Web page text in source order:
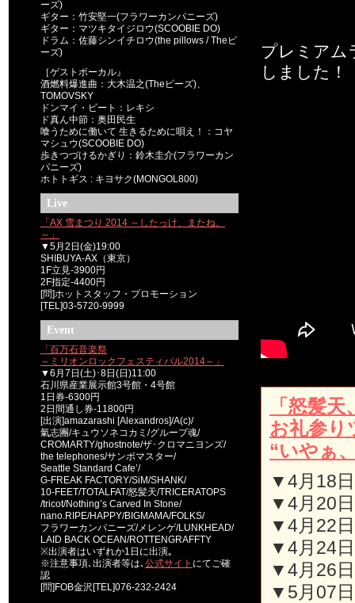
ーズ)
ギター：竹安堅一(フラワーカンパニーズ)
ギター：マツキタイジロウ(SCOOBIE DO)
ドラム：佐藤シンイチロウ(the pillows / Theピ
ーズ)
［ゲストボーカル』
酒燃料爆進曲：大木温之(Theピーズ)、
TOMOVSKY
ドンマイ・ビート：レキシ
ド真ん中節：奥田民生
喰うために働いて 生きるために唄え！：コヤ
マシュウ(SCOOBIE DO)
歩きつづけるかぎり：鈴木圭介(フラワーカン
パニーズ)
ホトトギス : キヨサク(MONGOL800)
Live
「AX 雪まつり 2014 ～したっけ、またね。
～」
▼5月2日(金)19:00
SHIBUYA-AX（東京）
1F立見-3900円
2F指定-4400円
[問]ホットスタッフ・プロモーション
[TEL]03-5720-9999
Event
「百万石音楽祭
～ミリオンロックフェスティバル2014～」
▼6月7日(土)･8日(日)11:00
石川県産業展示館3号館・4号館
1日券-6300円
2日間通し券-11800円
[出演]amazarashi [Alexandros]/A(c)/
氣志團/キュウソネコカミ/グループ魂/
CROMARTY/ghostnote/ザ･クロマニヨンズ/
the telephones/サンボマスター/
Seattle Standard Cafe’/
G-FREAK FACTORY/SiM/SHANK/
10-FEET/TOTALFAT/怒髪天/TRICERATOPS
/tricot/Nothing’s Carved In Stone/
nano.RIPE/HAPPY/BIGMAMA/FOLKS/
フラワーカンパニーズ/メレンゲ/LUNKHEAD/
LAID BACK OCEAN/ROTTENGRAFFTY
※出演者はいずれか1日に出演｡
※注意事項､出演者等は､ 公式サイト にてご確
認
[問]FOB金沢[TEL]076-232-2424
プレミアム
しました
「怒髪
お礼参り
“いやぁ
▼4月18
▼4月20
▼4月22
▼4月24
▼4月26
▼5月07